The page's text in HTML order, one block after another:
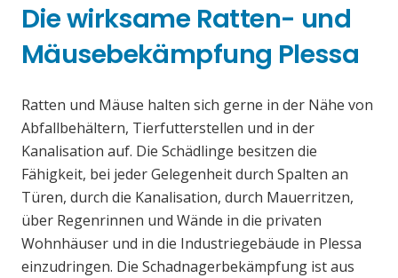
Die wirksame Ratten- und
Mäusebekämpfung Plessa
Ratten und Mäuse halten sich gerne in der Nähe von
Abfallbehältern, Tierfutterstellen und in der
Kanalisation auf. Die Schädlinge besitzen die
Fähigkeit, bei jeder Gelegenheit durch Spalten an
Türen, durch die Kanalisation, durch Mauerritzen,
über Regenrinnen und Wände in die privaten
Wohnhäuser und in die Industriegebäude in Plessa
einzudringen. Die Schadnagerbekämpfung ist aus